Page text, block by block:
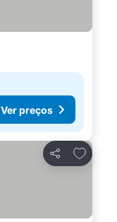
Ver preços
Partilhar